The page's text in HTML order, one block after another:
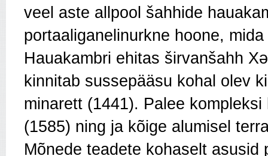
veel aste allpool šahhide
portaaliganelinurkne hoone,
Hauakambri ehitas širvanšahh
kinnitab sussepääsu kohal olev
minarett (1441). Palee
(1585) ning ja kõige alumisel
Mõnede teadete kohaselt